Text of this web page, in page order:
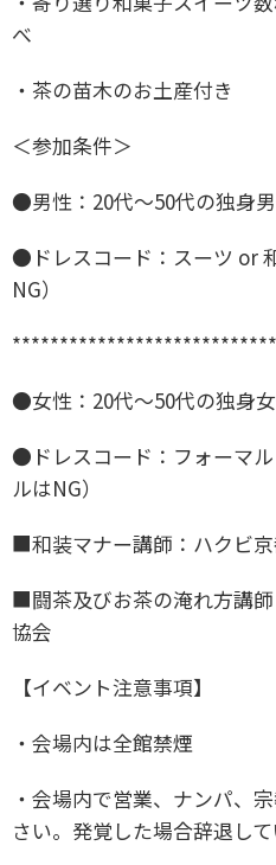
べ
・茶の苗木のお土産付き
＜参加条件＞
●男性：20代〜50代の独身
●ドレスコード：スーツ or
NG）
●女性：20代〜50代の独身女
●ドレスコード：フォーマ
ルはNG）
■和装マナー講師：ハクビ
■闘茶及びお茶の淹れ方講
協会
【イベント注意事項】
・会場内は全館禁煙
・会場内で営業、ナンパ、
さい。発覚した場合辞退して